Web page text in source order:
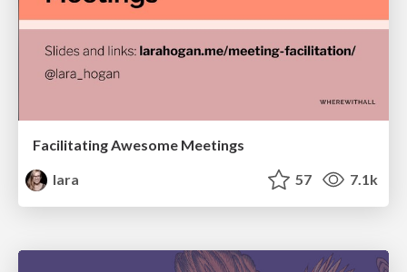
Facilitating Awesome Meetings
lara
57 7.1k